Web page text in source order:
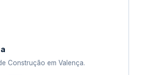
Construção em Valença.